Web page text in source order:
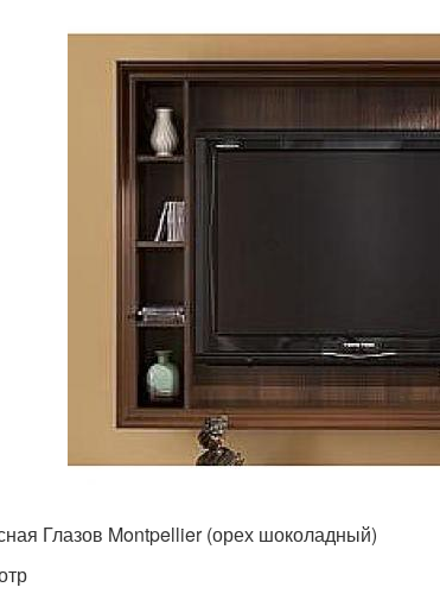
Глазов Montpellier (орех шоколадный)